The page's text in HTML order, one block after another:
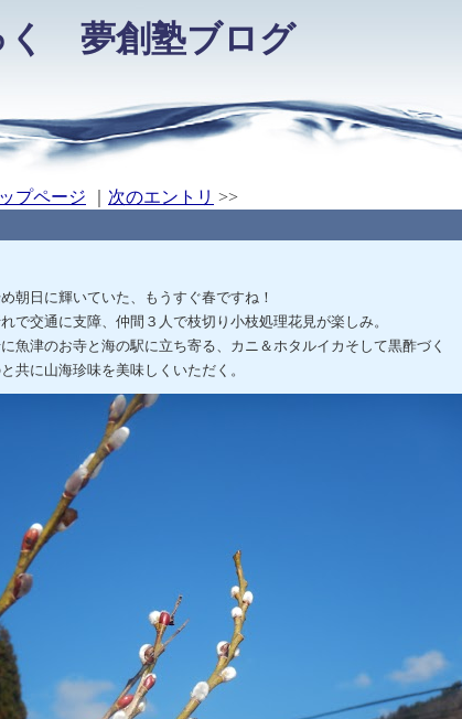
く 夢創塾ブログ
ップページ 次のエントリ >>
朝日に輝いていた、もうすぐ春ですね！
で交通に支障、仲間３人で枝切り小枝処理花見が楽しみ。
魚津のお寺と海の駅に立ち寄る、カニ＆ホタルイカそして黒酢づく
共に山海珍味を美味しくいただく。